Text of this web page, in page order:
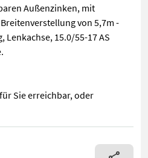
Außenzinken, mit
von 5,7m -
Lenkachse, 15.0/55-17 AS
Sie erreichbar, oder
mit 2x 10 Arme, 4